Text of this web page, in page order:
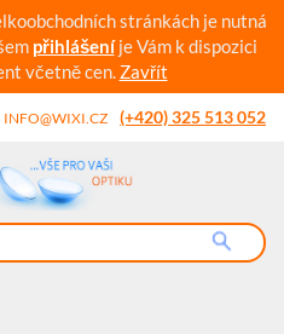
stránkách je nutná
přihlášeníje Vám k dispozici
včetně cen. Zavřít
INFO@WIXI.CZ (+420) 325 513 052